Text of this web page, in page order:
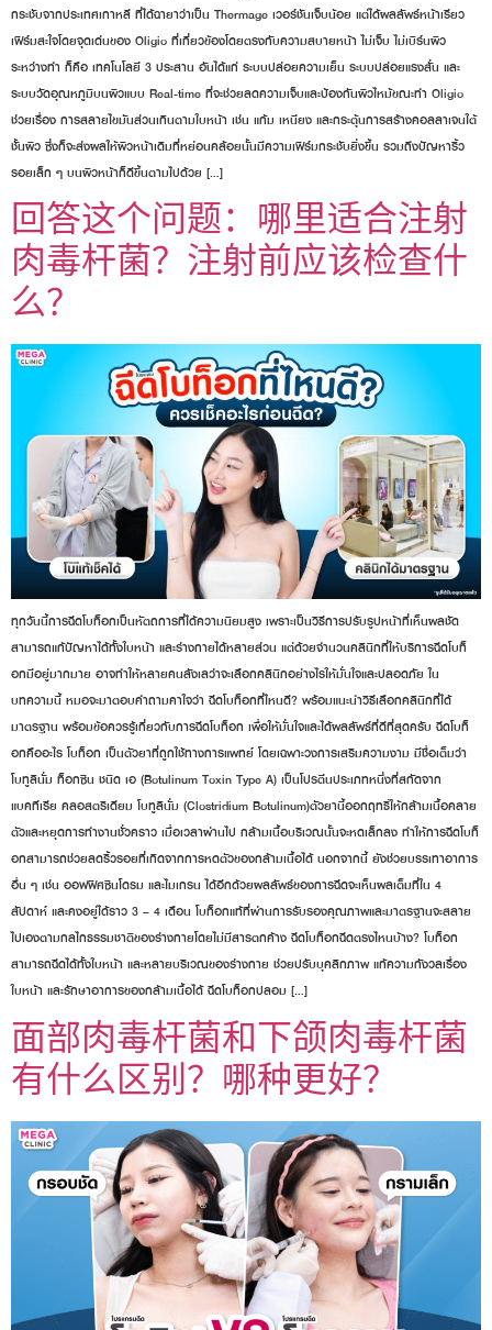
กระชับจากประเทศเกาหลี ที่ได้ฉายาว่าเป็น Thermage เวอร์ชันเจ็บน้อย แต่ได้ผลลัพธ์หน้าเรียว
เฟิร์มสะใจโดยจุดเด่นของ Oligio ที่เกี่ยวข้องโดยตรงกับความสบายหน้า ไม่เจ็บ ไม่เบิร์นผิว
ระหว่างทำ ก็คือ เทคโนโลยี 3 ประสาน อันได้แก่ ระบบปล่อยความเย็น ระบบปล่อยแรงสั่น และ
ระบบวัดอุณหภูมิบนผิวแบบ Real-time ที่จะช่วยลดความเจ็บและป้องกันผิวไหม้ขณะทำ Oligio
ช่วยเรื่อง การสลายไขมันส่วนเกินตามใบหน้า เช่น แก้ม เหนียง และกระตุ้นการสร้างคอลลาเจนใต้
ชั้นผิว ซึ่งก็จะส่งผลให้ผิวหน้าเดิมที่หย่อนคล้อยนั้นมีความเฟิร์มกระชับยิ่งขึ้น รวมถึงปัญหาริ้ว
รอยเล็ก ๆ บนผิวหน้าก็ดีขึ้นตามไปด้วย […]
回答这个问题：哪里适合注射
肉毒杆菌？注射前应该检查什
么？
ทุกวันนี้การฉีดโบท็อกเป็นหัตถการที่ได้ความนิยมสูง เพราะเป็นวิธีการปรับรูปหน้าที่เห็นผลชัด
สามารถแก้ปัญหาได้ทั้งใบหน้า และร่างกายได้หลายส่วน แต่ด้วยจำนวนคลินิกที่ให้บริการฉีดโบท็
อกมีอยู่มากมาย อาจทำให้หลายคนลังเลว่าจะเลือกคลินิกอย่างไรให้มั่นใจและปลอดภัย ใน
บทความนี้ หมอจะมาตอบคำถามคาใจว่า ฉีดโบท็อกที่ไหนดี? พร้อมแนะนำวิธีเลือกคลินิกที่ได้
มาตรฐาน พร้อมข้อควรรู้เกี่ยวกับการฉีดโบท็อก เพื่อให้มั่นใจและได้ผลลัพธ์ที่ดีที่สุดครับ ฉีดโบท็
อกคืออะไร โบท็อก เป็นตัวยาที่ถูกใช้ทางการแพทย์ โดยเฉพาะวงการเสริมความงาม มีชื่อเต็มว่า
โบทูลินั่ม ท็อกซิน ชนิด เอ (Botulinum Toxin Type A) เป็นโปรตีนประเภทหนึ่งที่สกัดจาก
แบคทีเรีย คลอสตริเดียม โบทูลินั่ม (Clostridium Botulinum)ตัวยานี้ออกฤทธิ์ให้กล้ามเนื้อคลาย
ตัวและหยุดการทำงานชั่วคราว เมื่อเวลาผ่านไป กล้ามเนื้อบริเวณนั้นจะหดเล็กลง ทำให้การฉีดโบท็
อกสามารถช่วยลดริ้วรอยที่เกิดจากการหดตัวของกล้ามเนื้อได้ นอกจากนี้ ยังช่วยบรรเทาอาการ
อื่น ๆ เช่น ออฟฟิศซินโดรม และไมเกรน ได้อีกด้วยผลลัพธ์ของการฉีดจะเห็นผลเต็มที่ใน 4
สัปดาห์ และคงอยู่ได้ราว 3 – 4 เดือน โบท็อกแท้ที่ผ่านการรับรองคุณภาพและมาตรฐานจะสลาย
ไปเองตามกลไกธรรมชาติของร่างกายโดยไม่มีสารตกค้าง ฉีดโบท็อกฉีดตรงไหนบ้าง? โบท็อก
สามารถฉีดได้ทั้งใบหน้า และหลายบริเวณของร่างกาย ช่วยปรับบุคลิกภาพ แก้ความกังวลเรื่อง
ใบหน้า และรักษาอาการของกล้ามเนื้อได้ ฉีดโบท็อกปลอม […]
面部肉毒杆菌和下颌肉毒杆菌
有什么区别？哪种更好？